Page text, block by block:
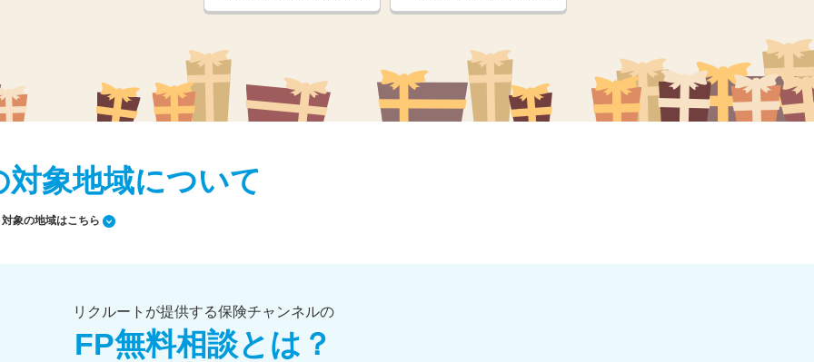
対象地域について
対象の地域はこちら
リクルートが提供する保険チャンネルの
FP無料相談とは？